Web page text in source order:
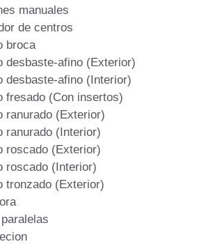
manuales
de centros
broca
desbaste-afino (Exterior)
desbaste-afino (Interior)
fresado (Con insertos)
ranurado (Exterior)
ranurado (Interior)
roscado (Exterior)
roscado (Interior)
tronzado (Exterior)